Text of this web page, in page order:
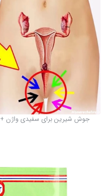
جوش شیرین برای سفیدی واژن +